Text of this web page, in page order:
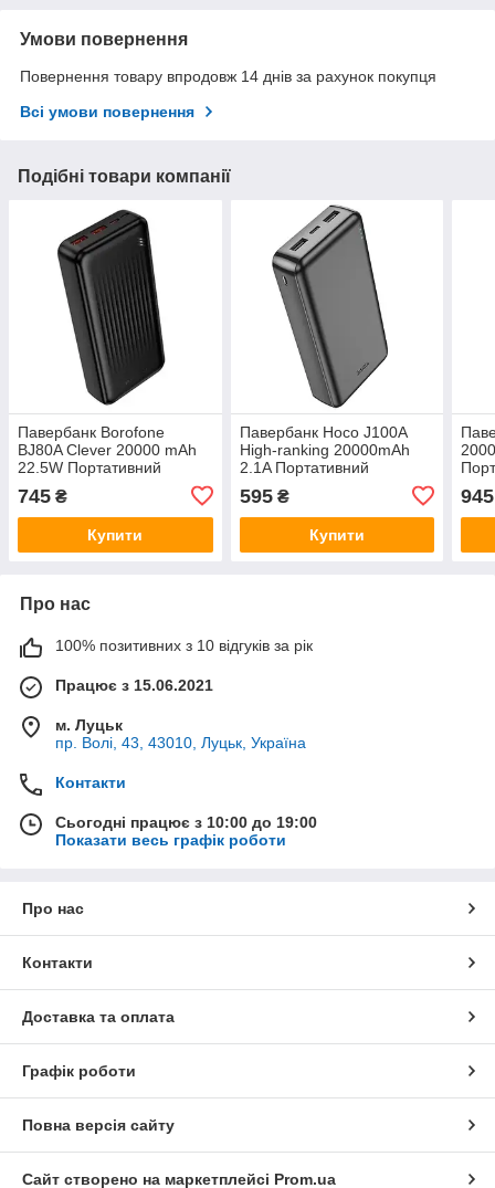
Умови повернення
Повернення товару впродовж 14 днів за рахунок покупця
Всі умови повернення
Подібні товари компанії
Павербанк Borofone
BJ80A Clever 20000 mAh
22.5W Портативний
зарядкою Чорний
745 ₴
Купити
Павербанк Hoco J100A
High-ranking 20000mAh
2.1A Портативний
Чорний
595₴
Купити
945
Про нас
100% позитивних з 10 відгуків за рік
Працює з 15.06.2021
м. Луцьк
пр. Волі, 43, 43010, Луцьк, Україна
Контакти
Сьогодні працює з 10:00 до 19:00
Показати весь графік роботи
Про нас
Контакти
Доставка та оплата
Графік роботи
Повна версія сайту
Сайт створено на маркетплейсі Prom.ua